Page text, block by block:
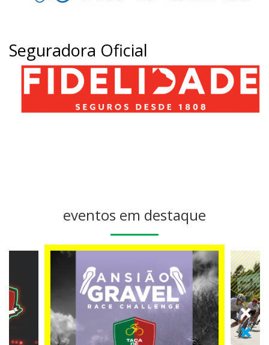
Seguradora Oficial
eventos em destaque